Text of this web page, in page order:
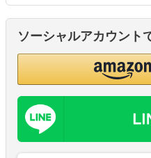
ソーシャルアカウント